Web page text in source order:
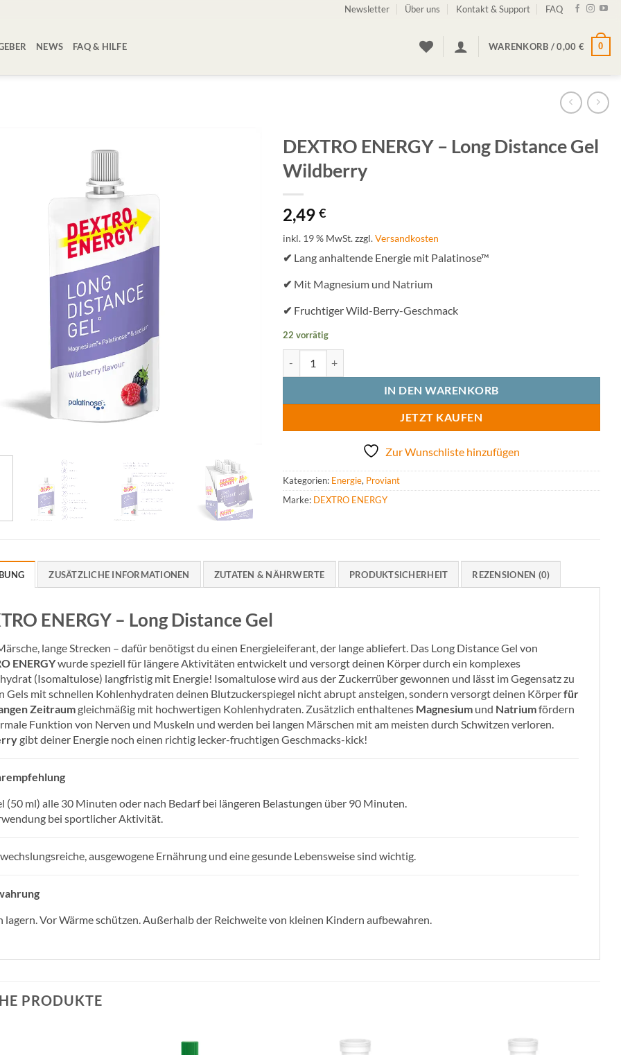
Newsletter Über uns Kontakt & Support FAQ
NEWS FAQ & HILFE WARENKORB /0,00 € 0
DEXTRO ENERGY – Long Distance Gel
Wildberry
2,49 €
inkl. 19 % MwSt. zzgl.Versandkosten
✔ Lang anhaltende Energie mit Palatinose™
✔ Mit Magnesium und Natrium
✔ Fruchtiger Wild-Berry-Geschmack
22 vorrätig
IN DEN WARENKORB
JETZT KAUFEN
Zur Wunschliste hinzufügen
Kategorien: Energie, Proviant
Marke: DEXTRO ENERGY
ZUSÄTZLICHE INFORMATIONEN ZUTATEN & NÄHRWERTE PRODUKTSICHERHEIT REZENSIONEN (0)
ENERGY – Long Distance Gel
lange Strecken – dafür benötigst du einen Energieleiferant, der lange abliefert. Das Long Distance Gel von
ENERGYwurde speziell für längere Aktivitäten entwickelt und versorgt deinen Körper durch ein komplexes
(Isomaltulose) langfristig mit Energie! Isomaltulose wird aus der Zuckerrüber gewonnen und lässt im Gegensatz zu
Gels mit schnellen Kohlenhydraten deinen Blutzuckerspiegel nicht abrupt ansteigen, sondern versorgt deinen Körperfür
Zeitraumgleichmäßig mit hochwertigen Kohlenhydraten. Zusätzlich enthaltenes Magnesium und Natriumfördern
Funktion von Nerven und Muskeln und werden bei langen Märschen mit am meisten durch Schwitzen verloren.
gibt deiner Energie noch einen richtig lecker-fruchtigen Geschmacks-kick!
(50 ml) alle 30 Minuten oder nach Bedarf bei längeren Belastungen über 90 Minuten.
bei sportlicher Aktivität.
ausgewogene Ernährung und eine gesunde Lebensweise sind wichtig.
lagern. Vor Wärme schützen. Außerhalb der Reichweite von kleinen Kindern aufbewahren.
PRODUKTE